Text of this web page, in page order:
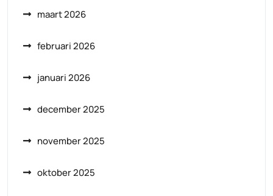
maart 2026
februari 2026
januari 2026
december 2025
november 2025
oktober 2025